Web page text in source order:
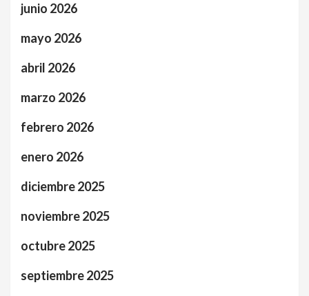
junio 2026
mayo 2026
abril 2026
marzo 2026
febrero 2026
enero 2026
diciembre 2025
noviembre 2025
octubre 2025
septiembre 2025